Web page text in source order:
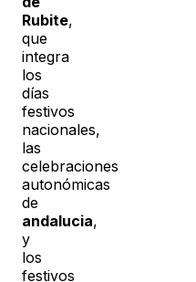
Rubite,
que
integra
los
días
festivos
nacionales,
las
celebraciones
autonómicas
de
andalucia,
y
los
festivos